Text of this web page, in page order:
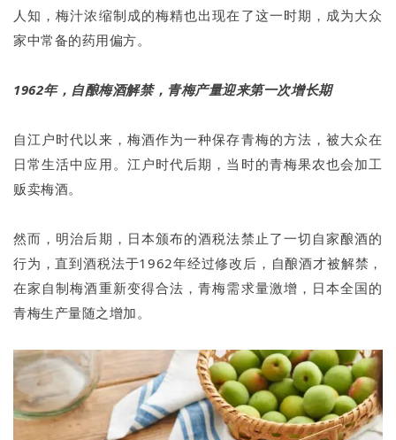
人知，梅汁浓缩制成的梅精也出现在了这一时期，成为大众
家中常备的药用偏方。
1962年，自酿梅酒解禁，青梅产量迎来第一次增长期
自江户时代以来，梅酒作为一种保存青梅的方法，被大众在
日常生活中应用。江户时代后期，当时的青梅果农也会加工
贩卖梅酒。
然而，明治后期，日本颁布的酒税法禁止了一切自家酿酒的
行为，直到酒税法于1962年经过修改后，自酿酒才被解禁，
在家自制梅酒重新变得合法，青梅需求量激增，日本全国的
青梅生产量随之增加。